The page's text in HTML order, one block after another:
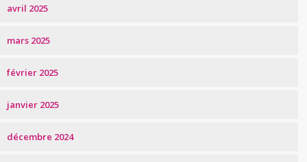
avril 2025
mars 2025
février 2025
janvier 2025
décembre 2024